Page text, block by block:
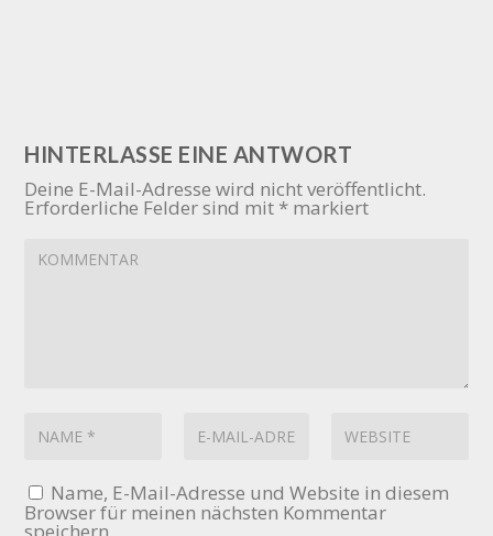
HINTERLASSE EINE ANTWORT
Deine E-Mail-Adresse wird nicht veröffentlicht.
Erforderliche Felder sind mit * markiert
Name, E-Mail-Adresse und Website in diesem
Browser für meinen nächsten Kommentar
speichern.